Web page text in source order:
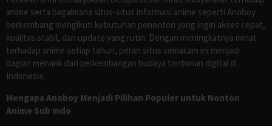
anime serta bagaimana situs-situs informasi anime seperti Anoboy
berkembang mengikuti kebutuhan penonton yang ingin akses cepat,
kualitas stabil, dan update yang rutin. Dengan meningkatnya minat
terhadap anime setiap tahun, peran situs semacam ini menjadi
bagian menarik dari perkembangan budaya tontonan digital di
Indonesia.
Mengapa Anoboy Menjadi Pilihan Populer untuk Nonton
Anime Sub Indo